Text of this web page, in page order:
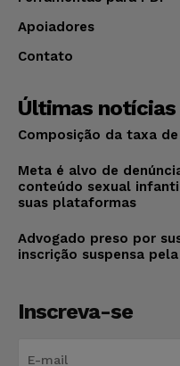
Apoiadores
Contato
Últimas notícias
Composição da taxa
Meta é alvo de
conteúdo sexual
suas plataformas
Advogado preso por
inscrição suspensa pela
Inscreva-se